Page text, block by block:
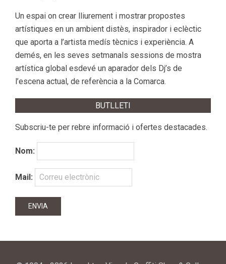
Un espai on crear lliurement i mostrar propostes
artístiques en un ambient distès, inspirador i eclèctic
que aporta a l’artista medís tècnics i experiència. A
demés, en les seves setmanals sessions de mostra
artística global esdevé un aparador dels Dj’s de
l’escena actual, de referència a la Comarca.
BUTLLETI
Subscriu-te per rebre informació i ofertes destacades.
Nom:
Mail: